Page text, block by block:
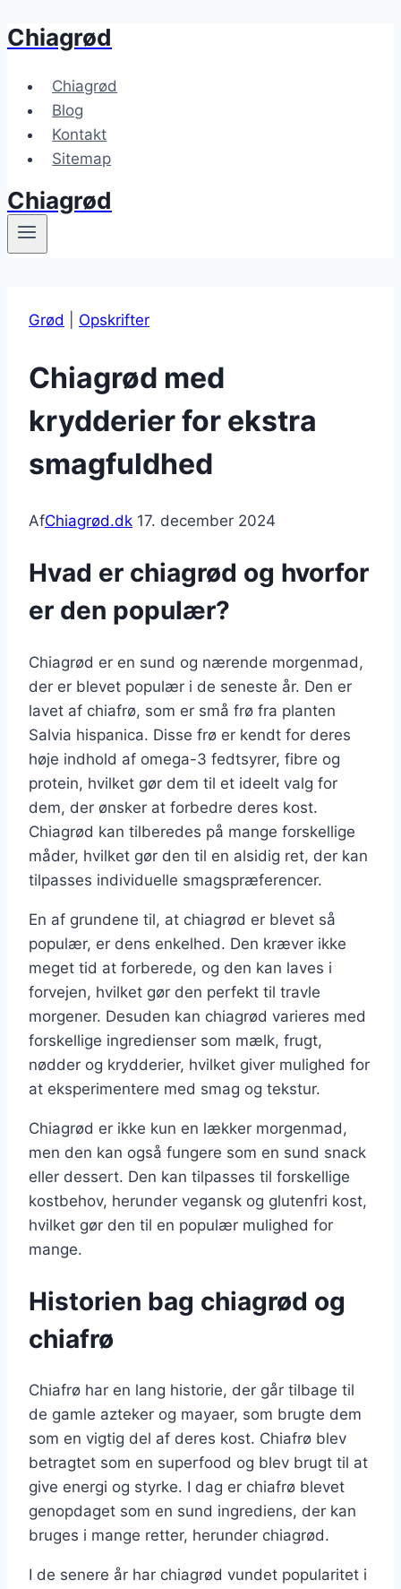
Fortsæt
indhold
Chiagrød
Chiagrød
Blog
Kontakt
Sitemap
Chiagrød
Grød Opskrifter
Chiagrød med
krydderier for ekstra
smagfuldhed
AfChiagrød.dk 17. december 2024
Hvad er chiagrød og hvorfor
er den populær?
Chiagrød er en sund og nærende morgenmad,
der er blevet populær i de seneste år. Den er
lavet af chiafrø, som er små frø fra planten
Salvia hispanica. Disse frø er kendt for deres
høje indhold af omega-3 fedtsyrer, fibre og
protein, hvilket gør dem til et ideelt valg for
dem, der ønsker at forbedre deres kost.
Chiagrød kan tilberedes på mange forskellige
måder, hvilket gør den til en alsidig ret, der kan
tilpasses individuelle smagspræferencer.
En af grundene til, at chiagrød er blevet så
populær, er dens enkelhed. Den kræver ikke
meget tid at forberede, og den kan laves i
forvejen, hvilket gør den perfekt til travle
morgener. Desuden kan chiagrød varieres med
forskellige ingredienser som mælk, frugt,
nødder og krydderier, hvilket giver mulighed for
at eksperimentere med smag og tekstur.
Chiagrød er ikke kun en lækker morgenmad,
men den kan også fungere som en sund snack
eller dessert. Den kan tilpasses til forskellige
kostbehov, herunder vegansk og glutenfri kost,
hvilket gør den til en populær mulighed for
mange.
Historien bag chiagrød og
chiafrø
Chiafrø har en lang historie, der går tilbage til
de gamle azteker og mayaer, som brugte dem
som en vigtig del af deres kost. Chiafrø blev
betragtet som en superfood og blev brugt til at
give energi og styrke. I dag er chiafrø blevet
genopdaget som en sund ingrediens, der kan
bruges i mange retter, herunder chiagrød.
I de senere år har chiagrød vundet popularitet i